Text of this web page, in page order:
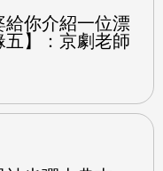
給你介紹一位漂
】：京劇老師